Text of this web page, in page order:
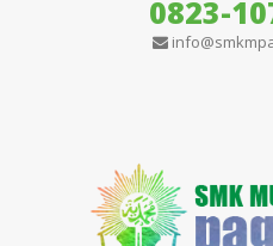
0823-